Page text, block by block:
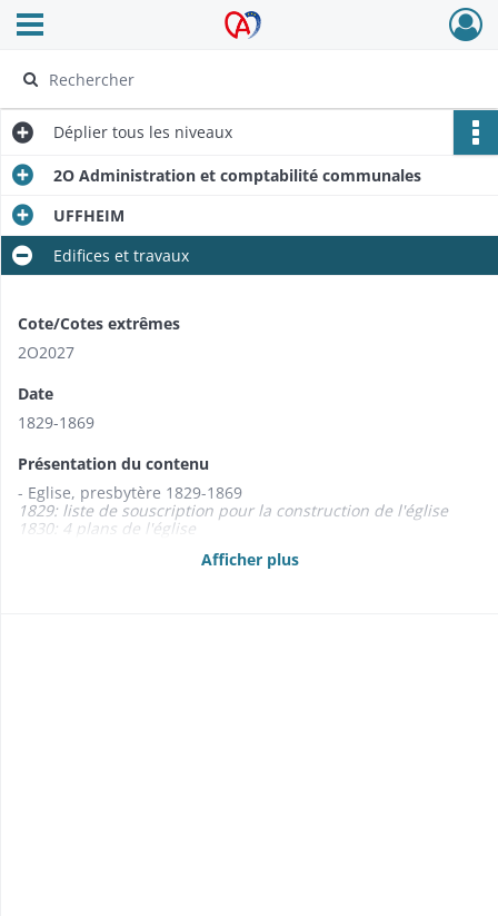
Archives Alsace - Colmar
Ouvrir le menu déroulant
Déplier tous les niveaux
2O Administration et comptabilité communales
UFFHEIM
Edifices et travaux
Cote/Cotes extrêmes
2O2027
Date
1829-1869
Présentation du contenu
- Eglise, presbytère 1829-1869
1829: liste de souscription pour la construction de l'église
1830: 4 plans de l'église
Afficher plus